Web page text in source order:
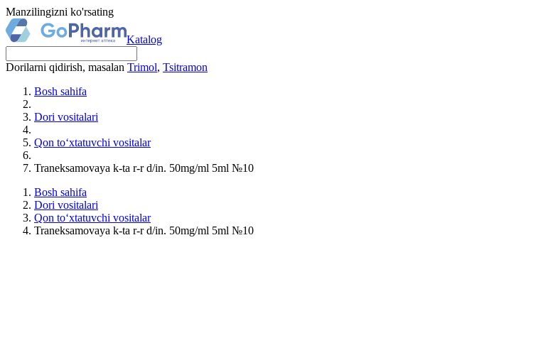
Manzilingizni ko'rsating
Katalog
Dorilarni qidirish, masalan Trimol, Tsitramon
Bosh sahifa
Dori vositalari
Qon to‘xtatuvchi vositalar
Traneksamovaya k-ta r-r d/in. 50mg/ml 5ml №10
Bosh sahifa
Dori vositalari
Qon to‘xtatuvchi vositalar
Traneksamovaya k-ta r-r d/in. 50mg/ml 5ml №10